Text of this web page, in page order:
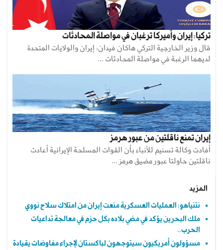
تركيا: إيران وأميركا ترغبان في مواصلة المحادثات
قال وزير الخارجية التركي هاكان فيدان: إيران والولايات المتحدة
لديهما ‌الرغبة في مواصلة المحادثات ...
إيران تمنع ناقلتين من عبور هرمز
أفادت وكالة تسنيم للأنباء بأن القوات المسلحة الإيرانية أعادت
ناقلتين حاولتا عبور مضيق هرمز ...
المزيد
نتنياهو: العمليات العسكرية منعت إيران من امتلاك سلاح نووي
ملك البحرين يؤكد في مضي بلاده بكل حزم في معالجة تداعيات
الحرب..
مسؤولون أمريكيون سيتوجهون لباكستان لإجراء مفاوضات يقيادة